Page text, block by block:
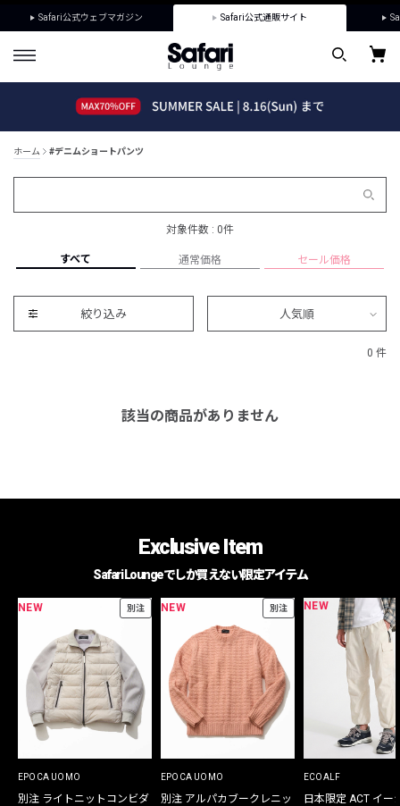
Safari公式ウェブマガジン Safari公式通販サイト
ホーム #デニムショートパンツ
対象件数 : 0件
すべて 通常価格 セール価格
絞り込み 人気順
0 件
該当の商品がありません
Exclusive Item
Safari Loungeでしか買えない限定アイテム
NEW 別注
EPOCA UOMO
別注 ライトニットコンビダ
NEW 別注
EPOCA UOMO
別注 アルパカブークレニッ
NEW
ECOALF
日本限定 ACT イー